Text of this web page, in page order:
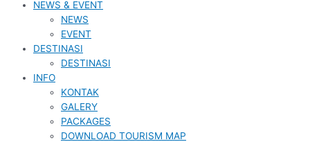
NEWS & EVENT
NEWS
EVENT
DESTINASI
DESTINASI
INFO
KONTAK
GALERY
PACKAGES
DOWNLOAD TOURISM MAP